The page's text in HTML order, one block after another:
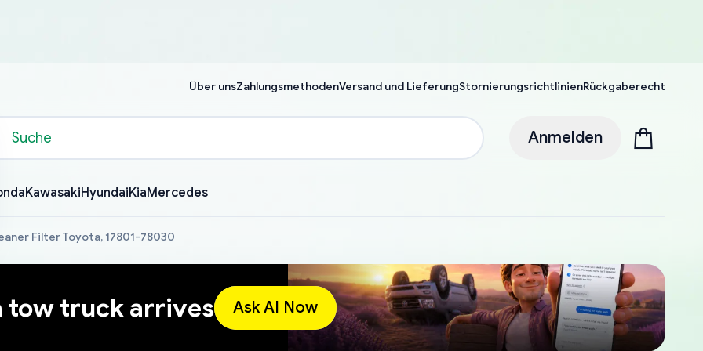
Über unsZahlungsmethodenVersand und LieferungStornierungsrichtlinienRückgaberecht
Anmelden
KawasakiHyundaiKiaMercedes
Filter Toyota, 17801-78030
tow truck arrives Ask AI Now